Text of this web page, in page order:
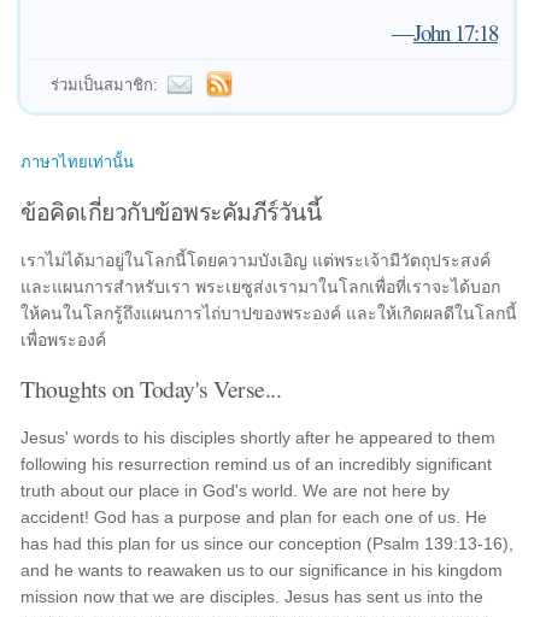
—John 17:18
ร่วมเป็นสมาชิก:
ภาษาไทยเท่านั้น
ข้อคิดเกี่ยวกับข้อพระคัมภีร์วันนี้
เราไม่ได้มาอยู่ในโลกนี้โดยความบังเอิญ แต่พระเจ้ามีวัตถุประสงค์
และแผนการสำหรับเรา พระเยซูส่งเรามาในโลกเพื่อที่เราจะได้บอก
ให้คนในโลกรู้ถึงแผนการไถ่บาปของพระองค์ และให้เกิดผลดีในโลกนี้
เพื่อพระองค์
Thoughts on Today's Verse...
Jesus' words to his disciples shortly after he appeared to them
following his resurrection remind us of an incredibly significant
truth about our place in God's world. We are not here by
accident! God has a purpose and plan for each one of us. He
has had this plan for us since our conception (Psalm 139:13-16),
and he wants to reawaken us to our significance in his kingdom
mission now that we are disciples. Jesus has sent us into the